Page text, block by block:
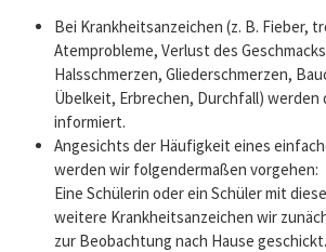
Bei Krankheitsanzeichen (z. B. Fieber,
Atemprobleme, Verlust des
Halsschmerzen, Gliederschmerzen,
Übelkeit, Erbrechen, Durchfall) werden
informiert.
Angesichts der Häufigkeit eines
werden wir folgendermaßen vorgehen:
Eine Schülerin oder ein Schüler mit
weitere Krankheitsanzeichen wir
zur Beobachtung nach Hause